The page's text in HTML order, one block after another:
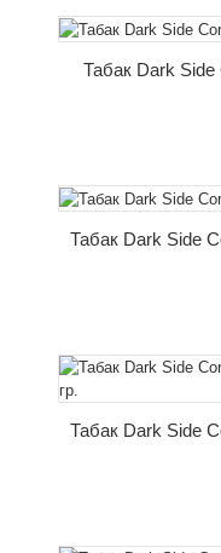
Табак Dark Side